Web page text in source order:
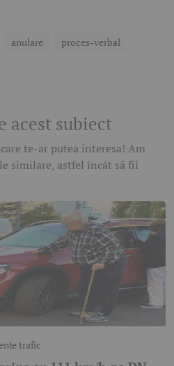
anulare proces-verbal
acest subiect
te-ar putea interesa! Am
similare, astfel încât să fii
trafic